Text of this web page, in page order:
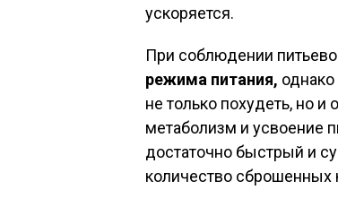
ускоряется.
При соблюдении
режима питания,
не только похудеть, но и
метаболизм и усвоение
достаточно быстрый и
количество сброшенных